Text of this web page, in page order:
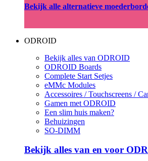
Bekijk alle alternatieve
ODROID
Bekijk alles van ODROID
ODROID Boards
Complete Start Setjes
eMMc Modules
Accessoires / Touchscreens /
Gamen met ODROID
Een slim huis maken?
Behuizingen
SO-DIMM
Bekijk alles van en voor